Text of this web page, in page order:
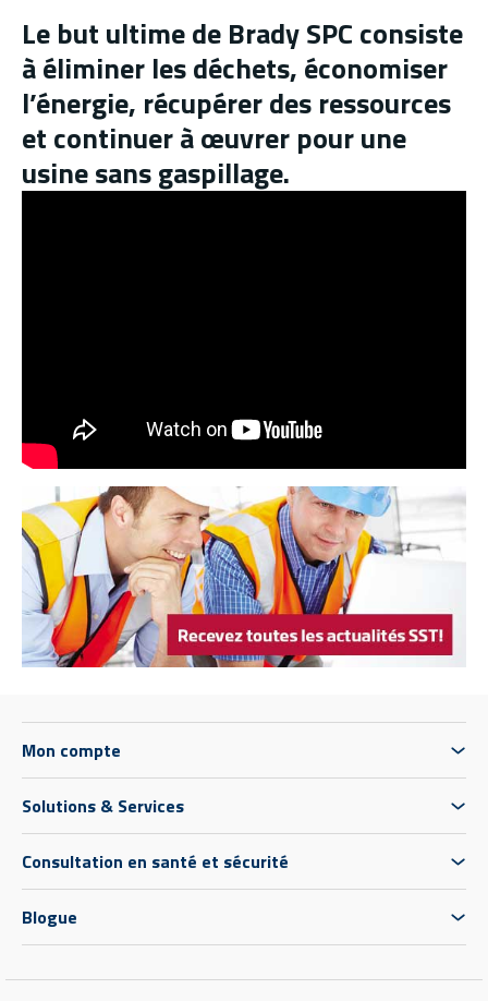
Le but ultime de Brady SPC consiste
à éliminer les déchets, économiser
l’énergie, récupérer des ressources
et continuer à œuvrer pour une
usine sans gaspillage.
Mon compte
Solutions & Services
Consultation en santé et sécurité
Blogue